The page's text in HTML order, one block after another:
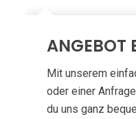
ANGEBOT
Mit unserem
oder einer
du uns ganz